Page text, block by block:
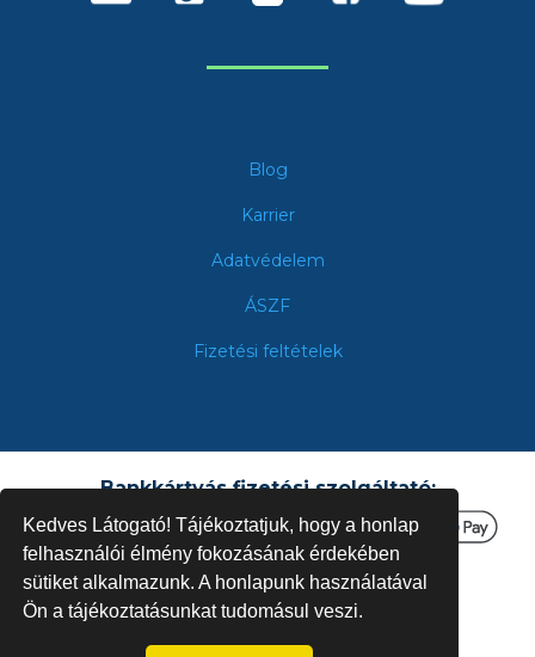
Kedves Látogató! Tájékoztatjuk, hogy a honlap
felhasználói élmény fokozásának érdekében
sütiket alkalmazunk. A honlapunk használatával
Ön a tájékoztatásunkat tudomásul veszi.
Blog
Karrier
Adatvédelem
ÁSZF
Fizetési feltételek
Bankkártyás fizetési szolgáltató: